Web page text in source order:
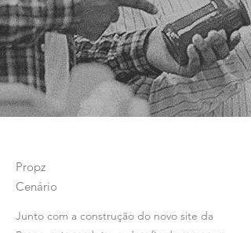
Propz
Cenário
Junto com a construção do novo site da